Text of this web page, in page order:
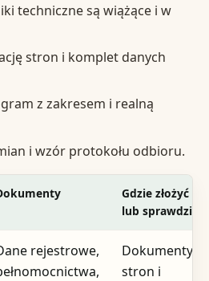
techniczne są wiążące i w
stron i komplet danych
z zakresem i realną
i wzór protokołu odbioru.
Gdzie złożyć
lub sprawdzić
rejestrowe,
Dokumenty
stron i